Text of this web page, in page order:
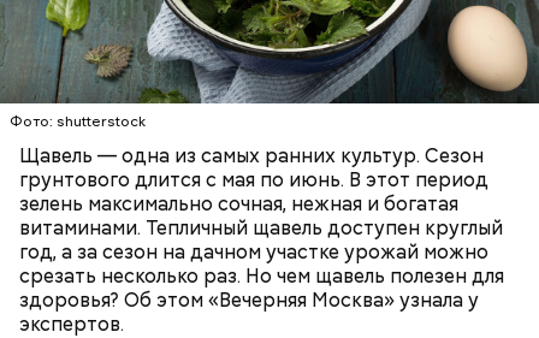
Фото: shutterstock
Щавель — одна из самых ранних культур. Сезон
грунтового длится с мая по июнь. В этот период
зелень максимально сочная, нежная и богатая
витаминами. Тепличный щавель доступен круглый
год, а за сезон на дачном участке урожай можно
срезать несколько раз. Но чем щавель полезен для
здоровья? Об этом «Вечерняя Москва» узнала у
экспертов.
Опасность же щавеля состоит в том, что он
содержит большое количество щавелевой кислоты,
которая может способствовать образованию
ЗДОРОВЬЕ ВРАЧИ
РАСТЕНИЯ
ПРОДУКТЫ
— Я советую есть не более одного зубчика чеснока
в сыром виде в день. Тем не менее некоторым
людям стоит вообще отказаться от данного
продукта. Например, тем, у кого есть проблемы с
желудочно-кишечным трактом. Эфирные масла
оказывают раздражающее действие на слизистые
оболочки кишечника и могут вызвать обострение,
— предупредила Соломатина.